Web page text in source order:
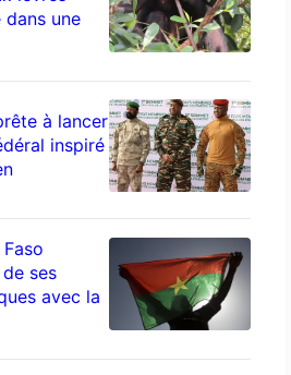
une
à lancer
inspiré
ses
avec la